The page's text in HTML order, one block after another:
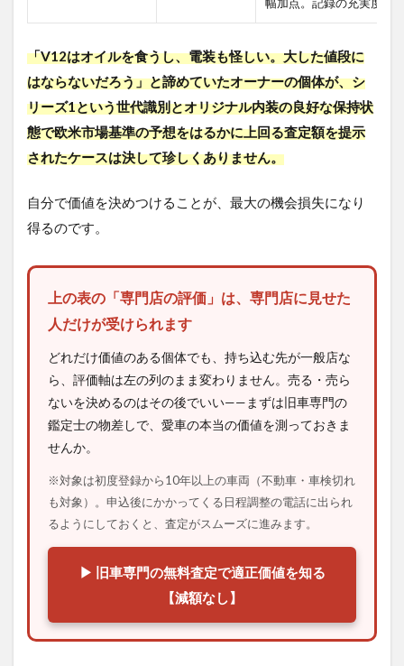
「V12はオイルを食うし、電装も怪しい。大した値段に
はならないだろう」と諦めていたオーナーの個体が、シ
リーズ1という世代識別とオリジナル内装の良好な保持状
態で欧米市場基準の予想をはるかに上回る査定額を提示
されたケースは決して珍しくありません。
自分で価値を決めつけることが、最大の機会損失になり
得るのです。
上の表の「専門店の評価」は、専門店に見せた
人だけが受けられます
どれだけ価値のある個体でも、持ち込む先が一般店な
ら、評価軸は左の列のまま変わりません。売る・売ら
ないを決めるのはその後でいい——まずは旧車専門の
鑑定士の物差しで、愛車の本当の価値を測っておきま
せんか。
※対象は初度登録から10年以上の車両（不動車・車検切れ
も対象）。申込後にかかってくる日程調整の電話に出られ
るようにしておくと、査定がスムーズに進みます。
▶ 旧車専門の無料査定で適正価値を知る
【減額なし】